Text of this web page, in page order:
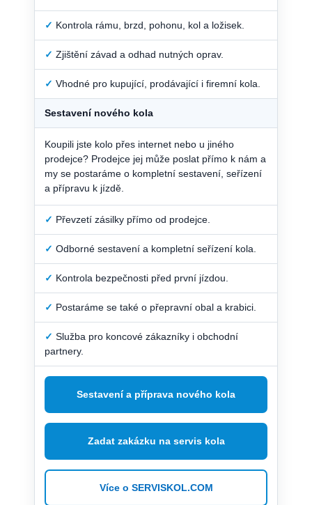
✓ Kontrola rámu, brzd, pohonu, kol a ložisek.
✓ Zjištění závad a odhad nutných oprav.
✓ Vhodné pro kupující, prodávající i firemní kola.
Sestavení nového kola
Koupili jste kolo přes internet nebo u jiného
prodejce? Prodejce jej může poslat přímo k nám a
my se postaráme o kompletní sestavení, seřízení
a přípravu k jízdě.
✓ Převzetí zásilky přímo od prodejce.
✓ Odborné sestavení a kompletní seřízení kola.
✓ Kontrola bezpečnosti před první jízdou.
✓ Postaráme se také o přepravní obal a krabici.
✓ Služba pro koncové zákazníky i obchodní
partnery.
Sestavení a příprava nového kola
Zadat zakázku na servis kola
Více o SERVISKOL.COM